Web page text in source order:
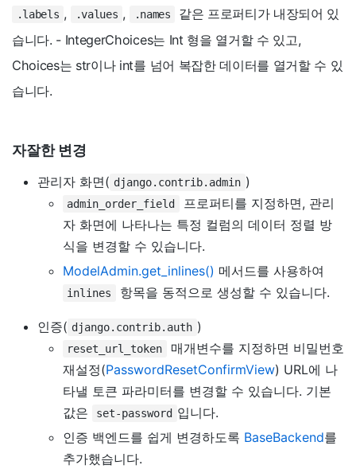
.labels , .values , .names
같은 프로퍼티가 내장되어 있
습니다. - IntegerChoices는 Int 형을 열거할 수 있고,
Choices는 str이나 int를 넘어 복잡한 데이터를 열거할 수 있
습니다.
자잘한 변경
관리자 화면( django.contrib.admin )
admin_order_field
프로퍼티를 지정하면, 관리
자 화면에 나타나는 특정 컬럼의 데이터 정렬 방
식을 변경할 수 있습니다.
ModelAdmin.get_inlines() 메서드를 사용하여
inlines 항목을 동적으로 생성할 수 있습니다.
인증( django.contrib.auth )
reset_url_token
매개변수를 지정하면 비밀번호
재설정(PasswordResetConfirmView) URL에 나
타낼 토큰 파라미터를 변경할 수 있습니다. 기본
값은
set-password 입니다.
인증 백엔드를 쉽게 변경하도록 BaseBackend를
추가했습니다.